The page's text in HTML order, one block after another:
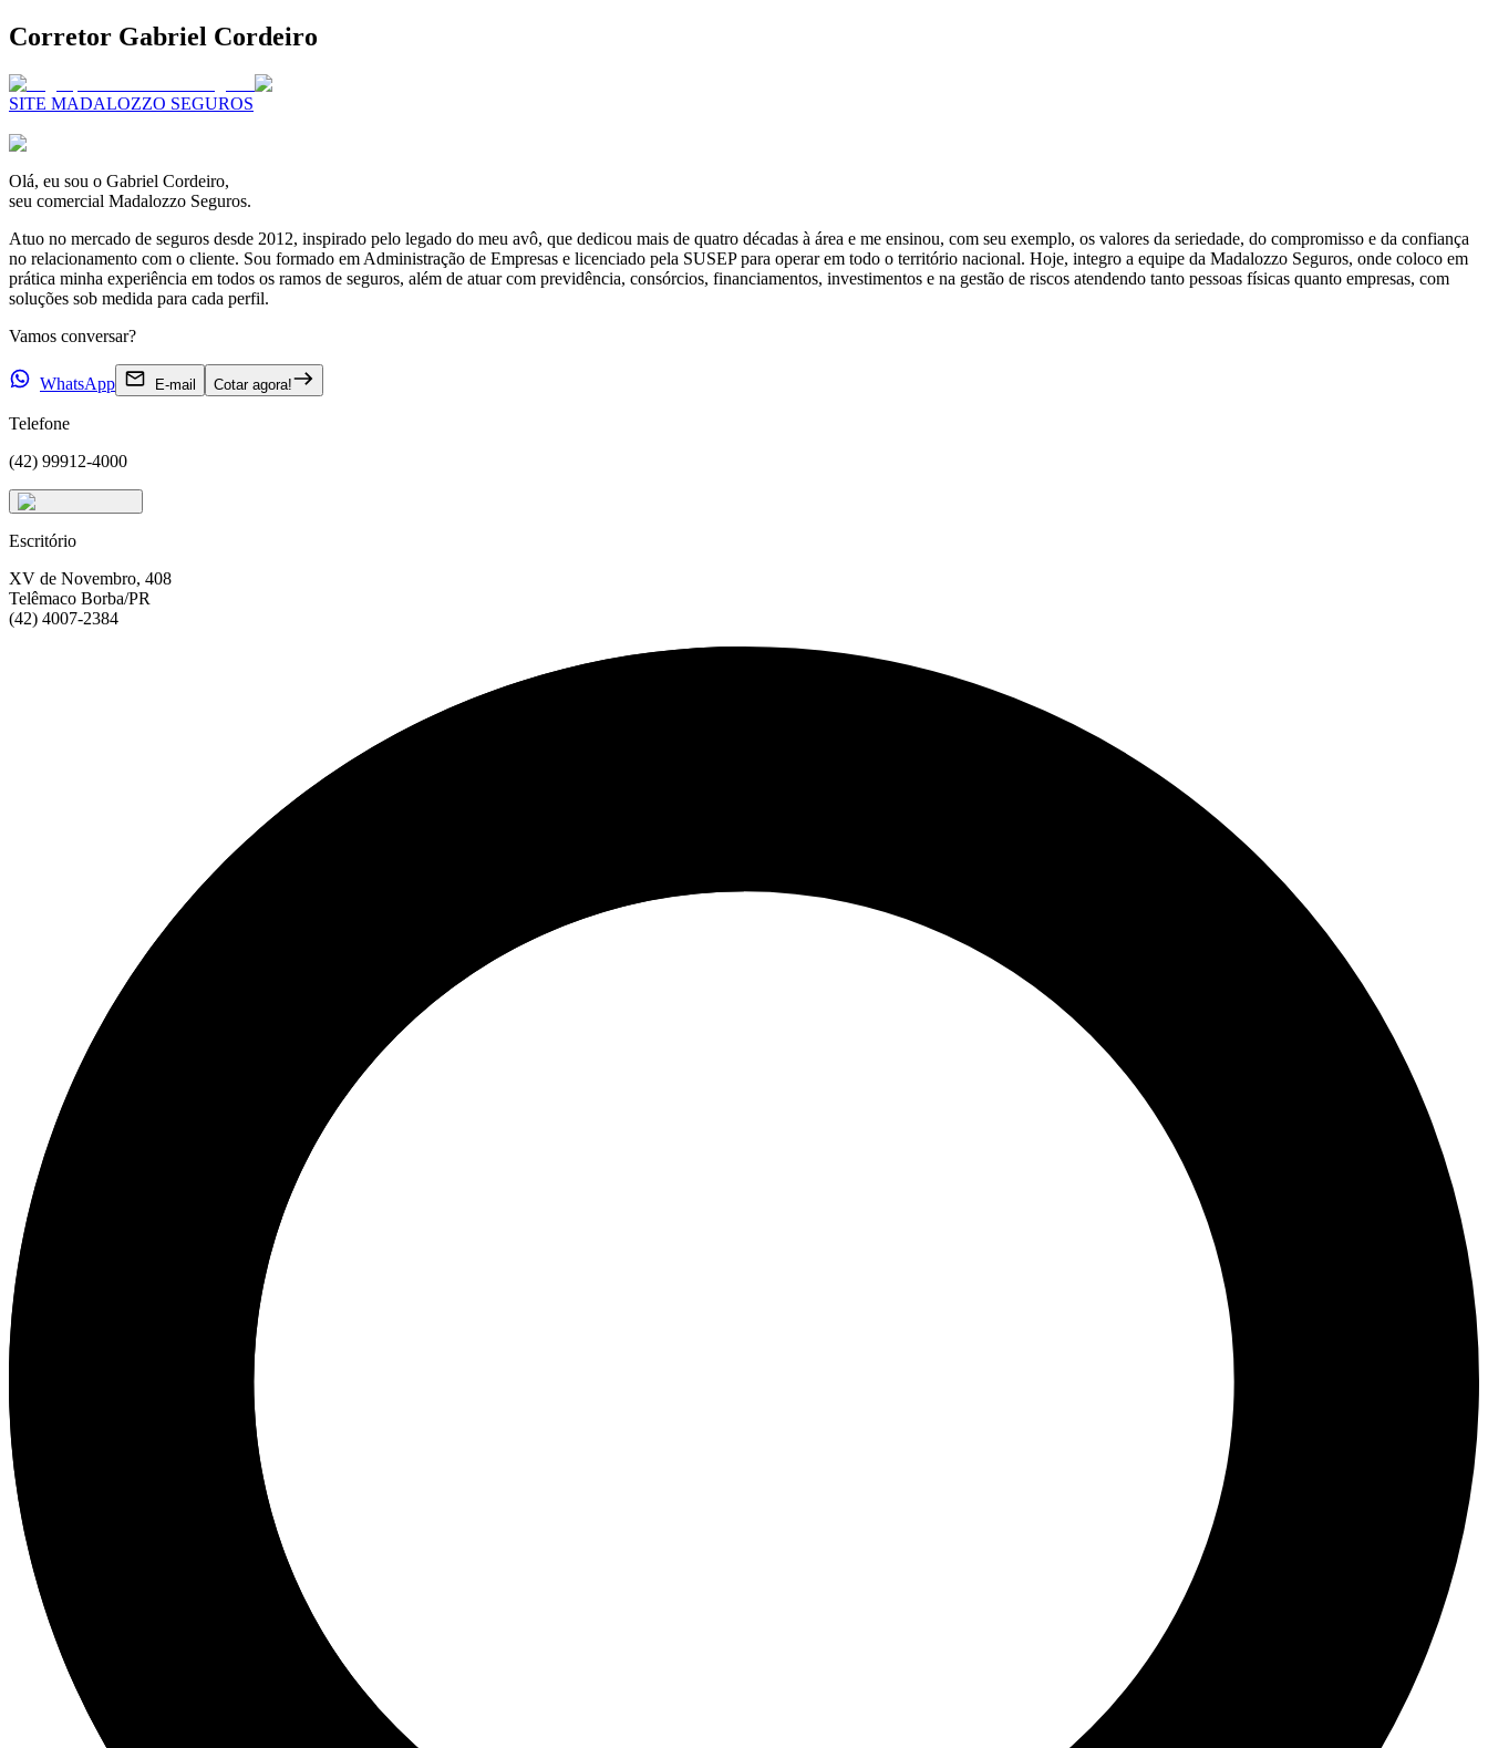
Corretor Gabriel Cordeiro
SITE MADALOZZO SEGUROS
Olá, eu sou o Gabriel Cordeiro,
seu comercial Madalozzo Seguros.
Atuo no mercado de seguros desde 2012, inspirado pelo legado do meu avô, que dedicou mais de quatro décadas à área e me ensinou, com seu exemplo, os valores da seriedade, do compromisso e da confiança
no relacionamento com o cliente. Sou formado em Administração de Empresas e licenciado pela SUSEP para operar em todo o território nacional. Hoje, integro a equipe da Madalozzo Seguros, onde coloco em
prática minha experiência em todos os ramos de seguros, além de atuar com previdência, consórcios, financiamentos, investimentos e na gestão de riscos atendendo tanto pessoas físicas quanto empresas, com
soluções sob medida para cada perfil.
Vamos conversar?
WhatsApp E-mail Cotar agora!
Telefone
(42) 99912-4000
Escritório
XV de Novembro, 408
Telêmaco Borba/PR
(42) 4007-2384